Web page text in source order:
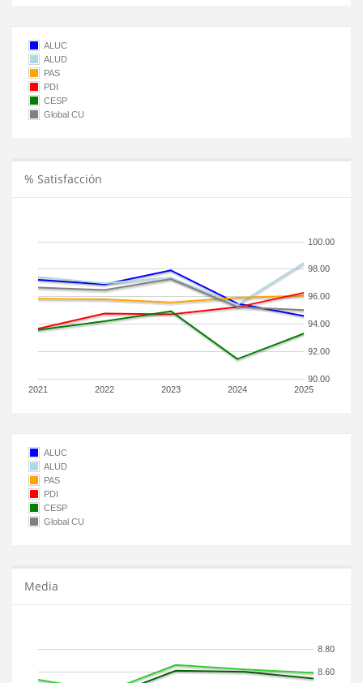
ALUC
ALUD
PAS
PDI
CESP
Global CU
% Satisfacción
2021 2022 2023 2024 2025
90.00
92.00
94.00
96.00
98.00
100.00
ALUC
ALUD
PAS
PDI
CESP
Global CU
Media
8.60
8.80